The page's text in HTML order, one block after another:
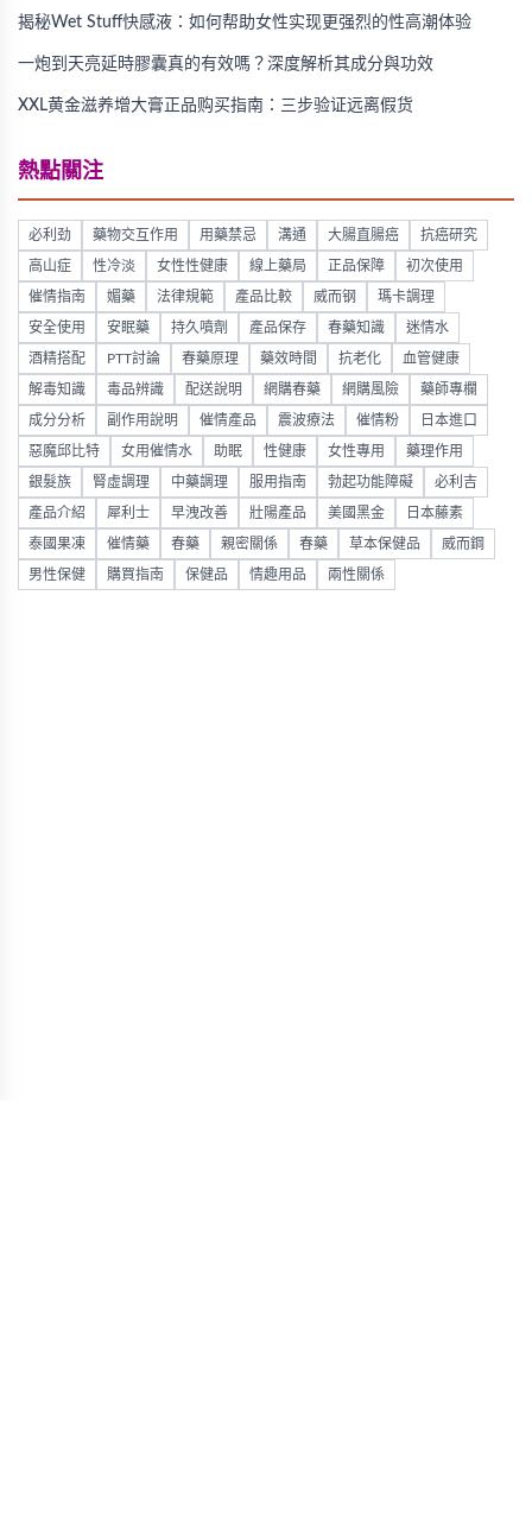
揭秘Wet Stuff快感液：如何帮助女性实现更强烈的性高潮体验
一炮到天亮延時膠囊真的有效嗎？深度解析其成分與功效
XXL黄金滋养增大膏正品购买指南：三步验证远离假货
熱點關注
必利劲 藥物交互作用 用藥禁忌 溝通 大腸直腸癌 抗癌研究
高山症 性冷淡 女性性健康 線上藥局 正品保障 初次使用
催情指南 媚藥 法律規範 產品比較 威而钢 瑪卡調理
安全使用 安眠藥 持久噴劑 產品保存 春藥知識 迷情水
酒精搭配 PTT討論 春藥原理 藥效時間 抗老化 血管健康
解毒知識 毒品辨識 配送說明 網購春藥 網購風險 藥師專欄
成分分析 副作用說明 催情產品 震波療法 催情粉 日本進口
惡魔邱比特 女用催情水 助眠 性健康 女性專用 藥理作用
銀髮族 腎虛調理 中藥調理 服用指南 勃起功能障礙 必利吉
產品介紹 犀利士 早洩改善 壯陽產品 美國黑金 日本藤素
泰國果凍 催情藥 春藥 親密關係 春藥 草本保健品 威而鋼
男性保健 購買指南 保健品 情趣用品 兩性關係